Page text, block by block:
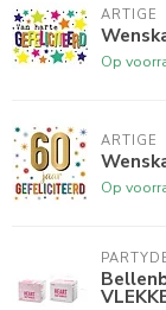
ARTIGE
Op
ARTIGE
Op